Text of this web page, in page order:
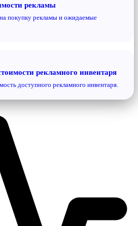
рекламы
покупку рекламы и ожидаемые
рекламного инвентаря
доступного рекламного инвентаря.